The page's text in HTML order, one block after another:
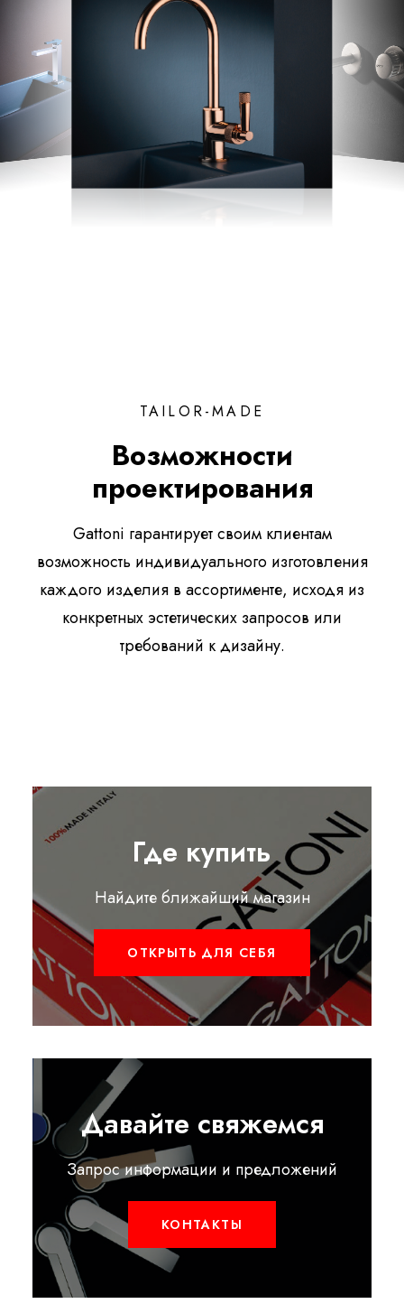
TAILOR-MADE
Возможности
проектирования
Gattoni гарантирует своим клиентам
возможность индивидуального изготовления
каждого изделия в ассортименте, исходя из
конкретных эстетических запросов или
требований к дизайну.
Где купить
Найдите ближайший магазин
ОТКРЫТЬ ДЛЯ СЕБЯ
Давайте свяжемся
Запрос информации и предложений
КОНТАКТЫ